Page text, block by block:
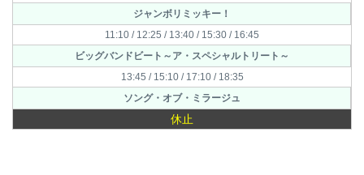
ジャンボリミッキー！
11:10 / 12:25 / 13:40 / 15:30 / 16:45
ビッグバンドビート～ア・スペシャルトリート～
13:45 / 15:10 / 17:10 / 18:35
ソング・オブ・ミラージュ
休止